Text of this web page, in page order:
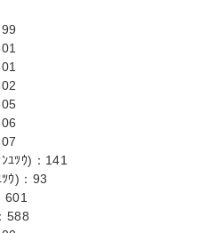
ﾕﾂｳ)：141
ｳ)：93
601
588